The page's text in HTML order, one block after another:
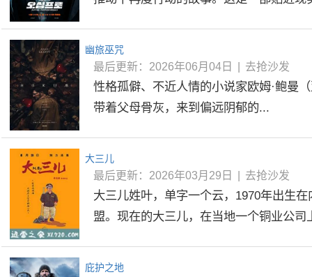
幽旅巫咒
最后更新：2026年06月04日 去抢沙发
性格孤僻、不近人情的小说家欧姆·鲍曼
带着父母骨灰，来到偏远阴郁的...
大三儿
最后更新：2026年03月29日 去抢沙发
大三儿姓叶，单字一个云，1970年出生
盟。现在的大三儿，在当地一个铜业公司
庇护之地